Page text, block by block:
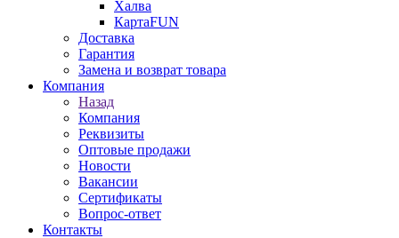
Халва
КартаFUN
Доставка
Гарантия
Замена и возврат товара
Компания
Назад
Компания
Реквизиты
Оптовые продажи
Новости
Вакансии
Сертификаты
Вопрос-ответ
Контакты